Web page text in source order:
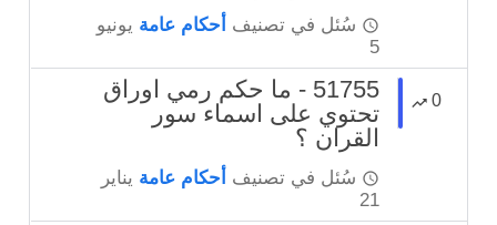
سُئل في تصنيف أحكام عامة يونيو
5
0
51755 - ما حكم رمي اوراق
تحتوي على اسماء سور
القران ؟
سُئل في تصنيف أحكام عامة يناير
21